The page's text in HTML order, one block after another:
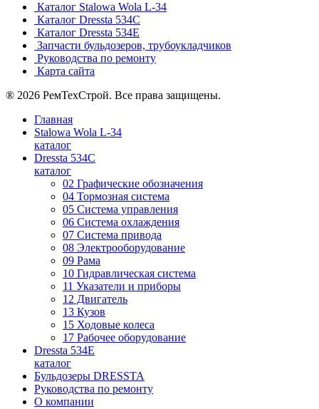
Каталог Stalowa Wola L-34
Каталог Dressta 534C
Каталог Dressta 534E
Запчасти бульдозеров, трубоукладчиков
Руководства по ремонту
Карта сайта
® 2026 РемТехСтрой. Все права защищены.
Главная
Stalowa Wola L-34
каталог
Dressta 534C
каталог
02 Графические обозначения
04 Тормозная система
05 Система управления
06 Система охлаждения
07 Система привода
08 Электрооборудование
09 Рама
10 Гидравлическая система
11 Указатели и приборы
12 Двигатель
13 Кузов
15 Ходовые колеса
17 Рабочее оборудование
Dressta 534E
каталог
Бульдозеры DRESSTA
Руководства по ремонту
О компании